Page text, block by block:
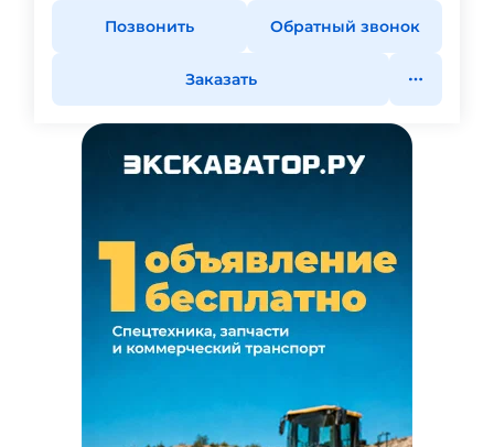
Позвонить Обратный звонок
Заказать